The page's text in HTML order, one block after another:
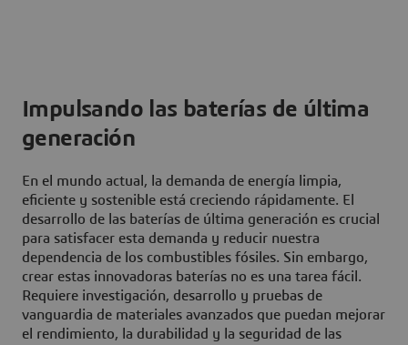
Impulsando las baterías de última
generación
En el mundo actual, la demanda de energía limpia,
eficiente y sostenible está creciendo rápidamente. El
desarrollo de las baterías de última generación es crucial
para satisfacer esta demanda y reducir nuestra
dependencia de los combustibles fósiles. Sin embargo,
crear estas innovadoras baterías no es una tarea fácil.
Requiere investigación, desarrollo y pruebas de
vanguardia de materiales avanzados que puedan mejorar
el rendimiento, la durabilidad y la seguridad de las